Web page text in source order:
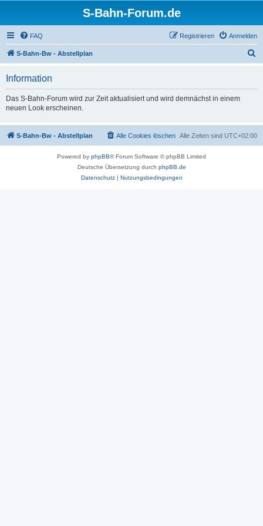
S-Bahn-Forum.de
FAQ Anmelden
Registrieren
S-Bahn-Bw - Abstellplan
Information
Das S-Bahn-Forum wird zur Zeit aktualisiert und wird demnächst in einem
neuen Look erscheinen.
S-Bahn-Bw - Abstellplan Alle Zeiten sind UTC+02:00
Alle Cookies löschen
Powered by phpBB® Forum Software © phpBB Limited
Deutsche Übersetzung durch phpBB.de
Datenschutz| Nutzungsbedingungen